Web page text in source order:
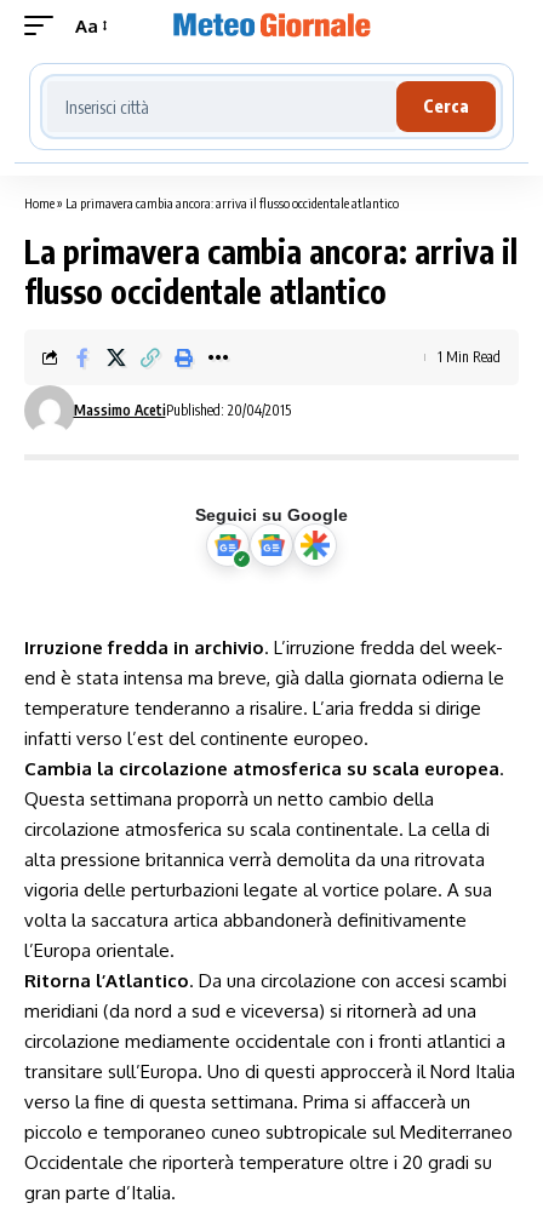
Aa
Cerca località meteo
Cerca
Home» La primavera cambia ancora: arriva il flusso occidentale atlantico
La primavera cambia ancora: arriva il
flusso occidentale atlantico
Massimo AcetiPublished: 20/04/2015
1 Min Read
Seguici su Google
Irruzione fredda in archivio. L’irruzione fredda del week-
end è stata intensa ma breve, già dalla giornata odierna le
temperature tenderanno a risalire. L’aria fredda si dirige
infatti verso l’est del continente europeo.
Cambia la circolazione atmosferica su scala europea.
Questa settimana proporrà un netto cambio della
circolazione atmosferica su scala continentale. La cella di
alta pressione britannica verrà demolita da una ritrovata
vigoria delle perturbazioni legate al vortice polare. A sua
volta la saccatura artica abbandonerà definitivamente
l’Europa orientale.
Ritorna l’Atlantico. Da una circolazione con accesi scambi
meridiani (da nord a sud e viceversa) si ritornerà ad una
circolazione mediamente occidentale con i fronti atlantici a
transitare sull’Europa. Uno di questi approccerà il Nord Italia
verso la fine di questa settimana. Prima si affaccerà un
piccolo e temporaneo cuneo subtropicale sul Mediterraneo
Occidentale che riporterà temperature oltre i 20 gradi su
gran parte d’Italia.